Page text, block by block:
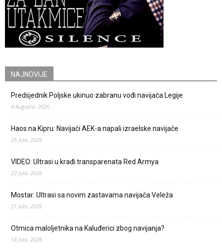
NAJNOVIJE
Predsjednik Poljske ukinuo zabranu vođi navijača Legije
4 Augusta, 2026
Haos na Kipru: Navijači AEK-a napali izraelske navijače
25 Jula, 2026
VIDEO: Ultrasi u krađi transparenata Red Armya
22 Jula, 2026
Mostar: Ultrasi sa novim zastavama navijača Veleža
21 Jula, 2026
Otmica maloljetnika na Kaluđerici zbog navijanja?
18 Jula, 2026